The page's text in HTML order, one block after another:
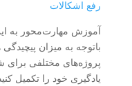
رفع اشکالات
آموزش مهارت‌محور به
باتوجه به میزان
پروژه‌های مختلفی
یادگیری خود را تکمیل